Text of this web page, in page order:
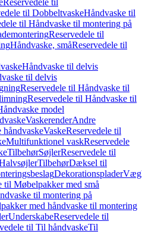
Reservedele til
til DobbeltvaskeHåndvaske til
til Håndvaske til montering på
Reservedele til
Håndvaske, småReservedele til
Håndvaske til delvis
til delvis
Reservedele til Håndvaske til
Reservedele til Håndvaske til
model
VaskerenderAndre
håndvaskeVaskeReservedele til
Multifunktionel vaskReservedele
TilbehørSøjlerReservedele til
TilbehørDæksel til
Dekorationsplader
til Møbelpakker med små
til montering på
med håndvaske til montering
UnderskabeReservedele til
til Til håndvaskeTil